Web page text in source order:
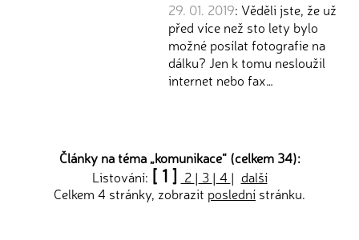
29. 01. 2019: Věděli jste, že už
před více než sto lety bylo
možné posílat fotografie na
dálku? Jen k tomu nesloužil
internet nebo fax…
Články na téma „komunikace“ (celkem 34):
Listování: [ 1 ] 2 | 3 | 4 | další
Celkem 4 stránky, zobrazit poslední stránku.